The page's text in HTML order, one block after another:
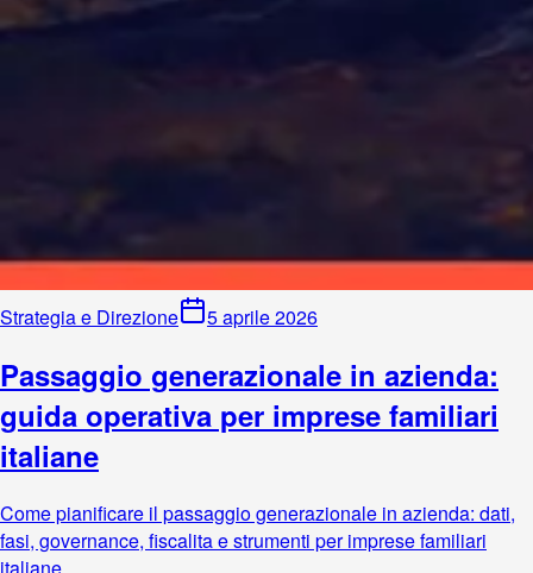
Strategia e Direzione 5 aprile 2026
Passaggio generazionale in azienda:
guida operativa per imprese familiari
italiane
Come pianificare il passaggio generazionale in azienda: dati,
fasi, governance, fiscalita e strumenti per imprese familiari
italiane.